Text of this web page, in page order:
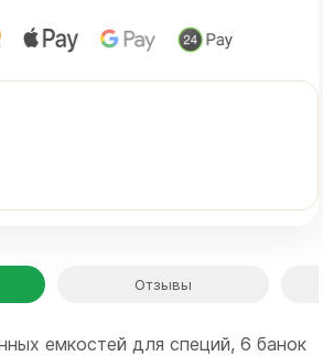
Отзывы
емкостей для специй, 6 банок